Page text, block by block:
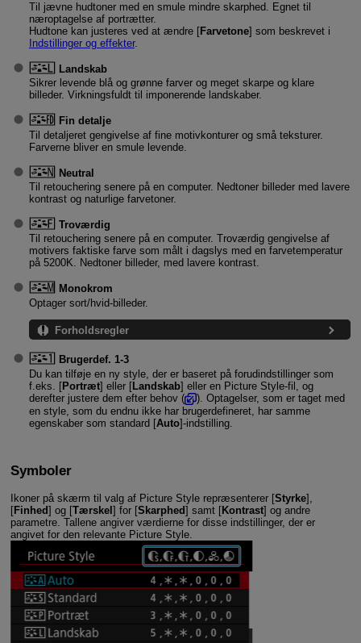
Til jævne hudtoner med en smule mindre skarphed. Egnet til
næroptagelse af portrætter.
Hudtone kan justeres ved at ændre [Farvetone] som beskrevet i
Indstillinger og effekter.
Landskab
Sikrer levende blå og grønne farver og meget skarpe og klare
billeder. Virkningsfuldt til imponerende landskaber.
Fin detalje
Til detaljeret gengivelse af fine motivkonturer og små teksturer.
Farverne bliver en smule levende.
Neutral
Til retouchering senere på en computer. Nedtoner billeder med lavere
kontrast og naturlige farvetoner.
Troværdig
Til retouchering senere på en computer. Troværdig gengivelse af
motivers faktiske farve som målt i dagslys med en farvetemperatur
på 5200K. Nedtoner billeder, med lavere kontrast.
Monokrom
Optager sort/hvid-billeder.
Forholdsregler
Brugerdef. 1-3
Du kan tilføje en ny style, der er baseret på forudindstillinger som
f.eks. [Portræt] eller [Landskab] eller en Picture Style-fil, og
derefter justere dem efter behov (
). Optagelser, som er taget med
en style, som du endnu ikke har brugerdefineret, har samme
egenskaber som standard [Auto]-indstilling.
Symboler
Ikoner på skærm til valg af Picture Style repræsenterer [Styrke],
[Finhed] og [Tærskel ] for [Skarphed] samt [Kontrast] og andre
parametre. Tallene angiver værdierne for disse indstillinger, der er
angivet for den relevante Picture Style.